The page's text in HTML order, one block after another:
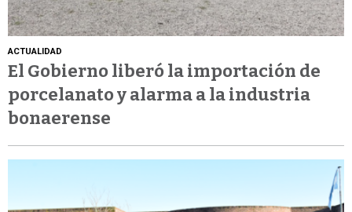
ACTUALIDAD
El Gobierno liberó la importación de
porcelanato y alarma a la industria
bonaerense